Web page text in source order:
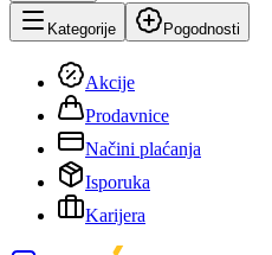
Kategorije Pogodnosti
Akcije
Prodavnice
Načini plaćanja
Isporuka
Karijera